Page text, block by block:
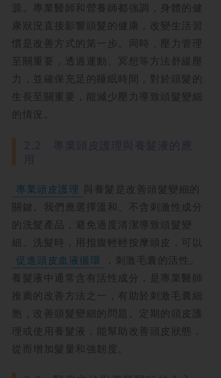
源。專業醫師和營養師都強調，身體的健
康狀況直接影響頭髮的健康，改變生活習
慣是改善方式的第一步。同時，壓力管理
至關重要，透過運動、冥想等方法舒緩壓
力，並確保充足的睡眠時間，對於頭髮的
生長至關重要，能減少壓力導致頭髮變細
的情況。
專業頭皮護理 與養髮是改善頭髮變細的
關鍵。我們應選擇溫和、不含刺激性成分
的洗髮產品，避免過度清潔導致頭髮變
細。洗髮時，用指腹輕輕按摩頭皮，可以
促進頭皮血液循環
，刺激毛囊的活性。
養髮液中通常含有活性成分，是專業醫師
推薦的改善方法之一，有助於刺激毛囊細
胞，改善頭髮變細的問題。定期的頭皮護
理或使用養髮液，能幫助改善頭皮狀態，
從而增加髮量和強韌度。